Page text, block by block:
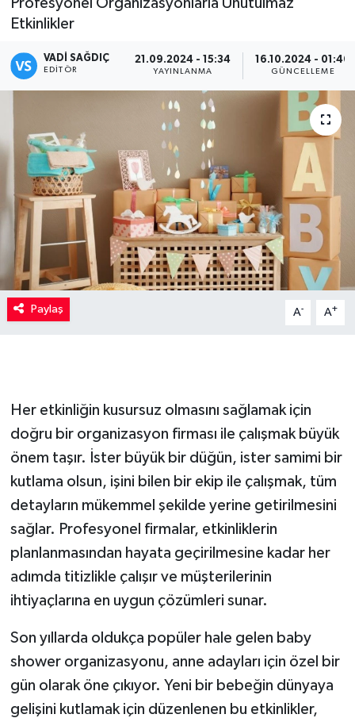
Profesyonel Organizasyonlarla Unutulmaz
Etkinlikler
VADI SAĞDIÇ
EDITÖR
21.09.2024 - 15:34
YAYINLANMA
16.10.2024 - 01:40
GÜNCELLEME
Paylaş A- A+
Her etkinliğin kusursuz olmasını sağlamak için
doğru bir organizasyon firması ile çalışmak büyük
önem taşır. İster büyük bir düğün, ister samimi bir
kutlama olsun, işini bilen bir ekip ile çalışmak, tüm
detayların mükemmel şekilde yerine getirilmesini
sağlar. Profesyonel firmalar, etkinliklerin
planlanmasından hayata geçirilmesine kadar her
adımda titizlikle çalışır ve müşterilerinin
ihtiyaçlarına en uygun çözümleri sunar.
Son yıllarda oldukça popüler hale gelen baby
shower organizasyonu, anne adayları için özel bir
gün olarak öne çıkıyor. Yeni bir bebeğin dünyaya
gelişini kutlamak için düzenlenen bu etkinlikler,
Kadın
Magazin